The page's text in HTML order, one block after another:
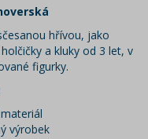
hřívou, jako
a kluky od 3 let, v
figurky.
výrobek